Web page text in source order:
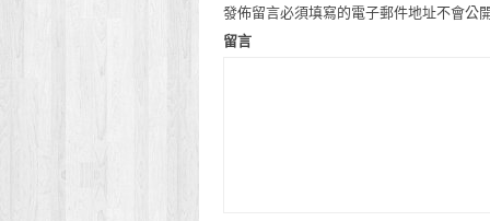
發佈留言必須填寫的電子郵件地址不會公
留言